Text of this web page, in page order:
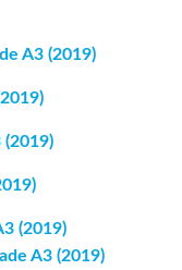
En
A3 (2019)
(2019)
(2019)
A3 (2019)